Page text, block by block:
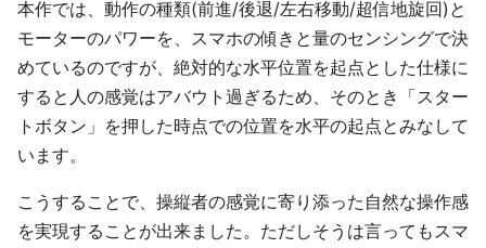
本作では、動作の種類(前進/後退/左右移動/超信地旋回)と
モーターのパワーを、スマホの傾きと量のセンシングで決
めているのですが、絶対的な水平位置を起点とした仕様に
すると人の感覚はアバウト過ぎるため、そのとき「スター
トボタン」を押した時点での位置を水平の起点とみなして
います。
こうすることで、操縦者の感覚に寄り添った自然な操作感
を実現することが出来ました。ただしそうは言ってもスマ